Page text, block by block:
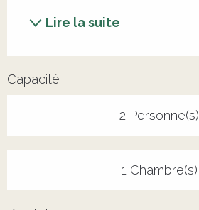
Lire la suite
Capacité
2 Personne(s)
1 Chambre(s)